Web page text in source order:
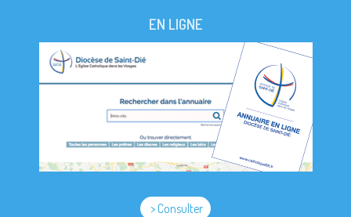
EN LIGNE
> Consulter